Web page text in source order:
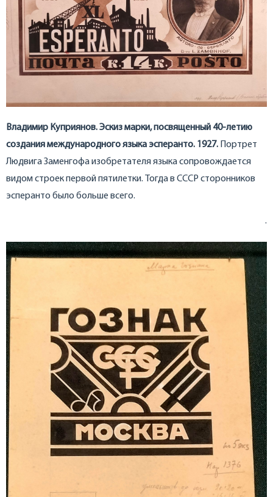
Владимир Куприянов. Эскиз марки, посвященный 40-летию
создания международного языка эсперанто. 1927. Портрет
Людвига Заменгофа изобретателя языка сопровождается
видом строек первой пятилетки. Тогда в СССР сторонников
эсперанто было больше всего.
.